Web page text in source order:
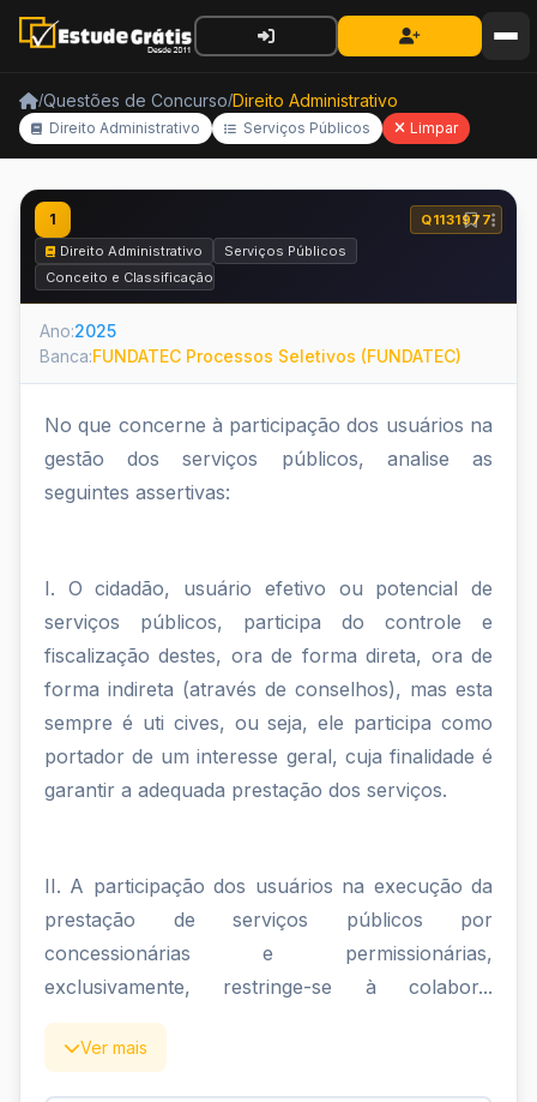
/Questões de Concurso/Direito Administrativo
Direito Administrativo Serviços Públicos Limpar
1
Q1131977
Direito Administrativo
Serviços Públicos
Conceito e Classificação dos Serviços Públicos
Ano:2025
Banca:FUNDATEC Processos Seletivos (FUNDATEC)
No que concerne à participação dos usuários na
gestão dos serviços públicos, analise as
seguintes assertivas:
I. O cidadão, usuário efetivo ou potencial de
serviços públicos, participa do controle e
fiscalização destes, ora de forma direta, ora de
forma indireta (através de conselhos), mas esta
sempre é uti cives, ou seja, ele participa como
portador de um interesse geral, cuja finalidade é
garantir a adequada prestação dos serviços.
II. A participação dos usuários na execução da
prestação de serviços públicos por
concessionárias e permissionárias,
exclusivamente, restringe-se à colabor...
Ver mais